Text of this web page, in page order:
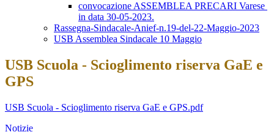
convocazione ASSEMBLEA PRECARI Varese
in data 30-05-2023.
Rassegna-Sindacale-Anief-n.19-del-22-Maggio-2023
USB Assemblea Sindacale 10 Maggio
USB Scuola - Scioglimento riserva GaE e
GPS
USB Scuola - Scioglimento riserva GaE e GPS.pdf
Notizie